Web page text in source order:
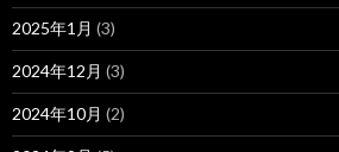
2025年1月 (3)
2024年12月 (3)
2024年10月 (2)